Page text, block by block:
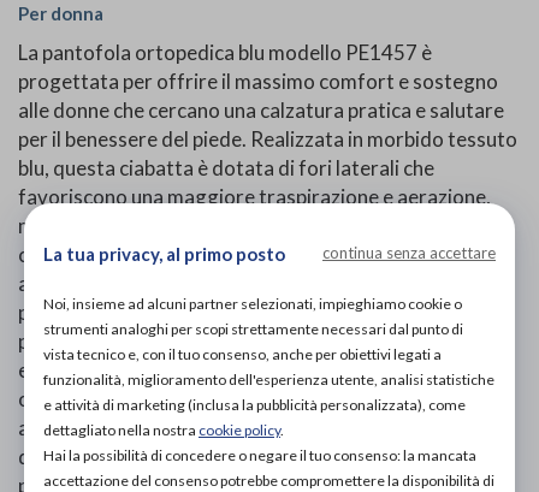
Per donna
La pantofola ortopedica blu modello PE1457 è
progettata per offrire il massimo comfort e sostegno
alle donne che cercano una calzatura pratica e salutare
per il benessere del piede. Realizzata in morbido tessuto
blu, questa ciabatta è dotata di fori laterali che
favoriscono una maggiore traspirazione e aerazione,
mantenendo il piede fresco e asciutto. Grazie alla
chiusura regolabile a due strap in velcro, la pantofola si
adatta perfettamente a diverse conformazioni del
piede, assicurando una calzata comoda e
personalizzata. La suola antiscivolo garantisce stabilità
e sicurezza nei movimenti, mentre la struttura
ortopedica è ideale per chi necessita di particolare
attenzione alla salute del piede. Perfetta per l’uso
quotidiano in casa, soprattutto per chi soffre di
problemi plantari o ha bisogno di una calzatura facile da
La tua privacy, al primo posto continua senza accettare
Noi, insieme ad alcuni partner selezionati, impieghiamo cookie o
strumenti analoghi per scopi strettamente necessari dal punto di
vista tecnico e, con il tuo consenso, anche per obiettivi legati a
funzionalità, miglioramento dell'esperienza utente, analisi statistiche
e attività di marketing (inclusa la pubblicità personalizzata), come
dettagliato nella nostra cookie policy.
Hai la possibilità di concedere o negare il tuo consenso: la mancata
accettazione del consenso potrebbe compromettere la disponibilità di